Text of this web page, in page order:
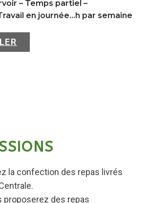
– Temps partiel –
en journée…h par semaine
la confection des repas livrés
proposerez des repas